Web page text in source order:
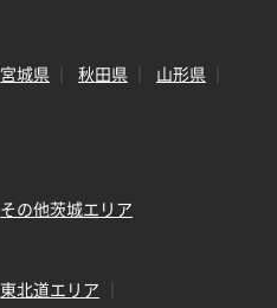
宮城県 秋田県
山形県
その他茨城エリア
東北道エリア